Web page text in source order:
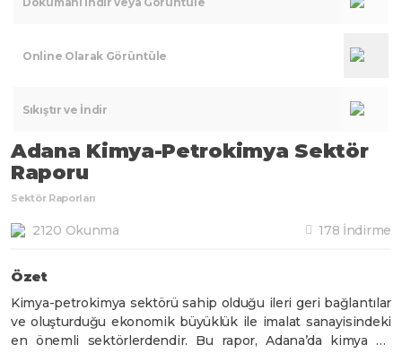
Online Olarak Görüntüle
Sıkıştır ve İndir
Adana Kimya-Petrokimya Sektör
Raporu
Sektör Raporları
2120 Okunma 178 İndirme
Özet
Kimya-petrokimya sektörü sahip olduğu ileri geri bağlantılar
ve oluşturduğu ekonomik büyüklük ile imalat sanayisindeki
en önemli sektörlerdendir. Bu rapor, Adana’da kimya ve